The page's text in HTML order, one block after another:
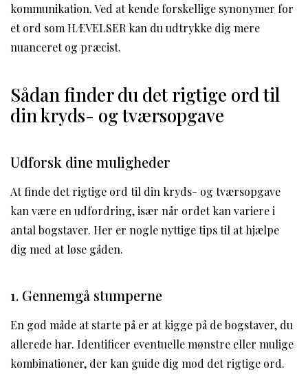
kommunikation. Ved at kende forskellige synonymer for
et ord som HÆVELSER kan du udtrykke dig mere
nuanceret og præcist.
Sådan finder du det rigtige ord til
din kryds- og tværsopgave
Udforsk dine muligheder
At finde det rigtige ord til din kryds- og tværsopgave
kan være en udfordring, især når ordet kan variere i
antal bogstaver. Her er nogle nyttige tips til at hjælpe
dig med at løse gåden.
1. Gennemgå stumperne
En god måde at starte på er at kigge på de bogstaver, du
allerede har. Identificer eventuelle mønstre eller mulige
kombinationer, der kan guide dig mod det rigtige ord.